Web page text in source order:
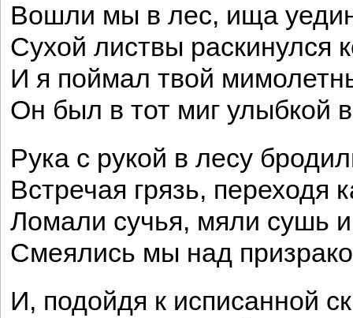
Вошли мы в лес, ища
Сухой листвы раскинулся
И я поймал твой
Он был в тот миг улыбкой
Рука с рукой в лесу
Встречая грязь, переходя
Ломали сучья, мяли сушь
Смеялись мы над
И, подойдя к исписанной